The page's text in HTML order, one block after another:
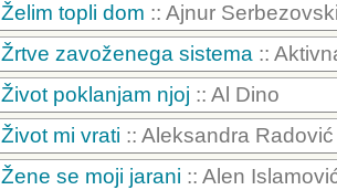
Želim topli dom :: Ajnur Serbezovski
Žrtve zavoženega sistema ::
Život poklanjam njoj :: Al Dino
Život mi vrati :: Aleksandra Radović
Žene se moji jarani :: Alen